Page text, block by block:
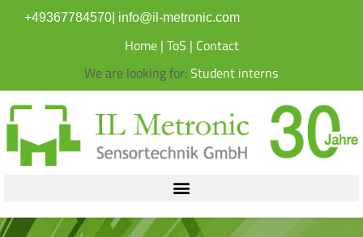
content
+49367784570 info@il-metronic.com
We arelookingfor:
Home| ToS | Contact